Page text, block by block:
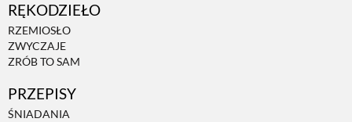
RĘKODZIEŁO
RZEMIOSŁO
ZWYCZAJE
ZRÓB TO SAM
PRZEPISY
ŚNIADANIA